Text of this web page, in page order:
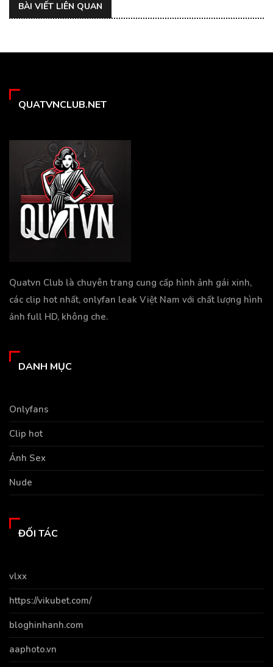
BÀI VIẾT LIÊN QUAN
QUATVNCLUB.NET
Quatvn Club là chuyên trang cung cấp hình ảnh gái xinh,
các clip hot nhất, onlyfan leak Việt Nam với chất lượng hình
ảnh full HD, không che.
DANH MỤC
Onlyfans
Clip hot
Ảnh Sex
Nude
ĐỐI TÁC
vlxx
https://vikubet.com/
bloghinhanh.com
aaphoto.vn